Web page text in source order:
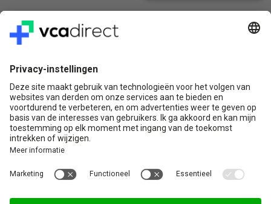
Vragen? Bel ons gerust:
+31(0)85 0719 500
of stuur ons een e-mail
Contact
Louis Braillelaan 80
2719 EK Zoetermeer